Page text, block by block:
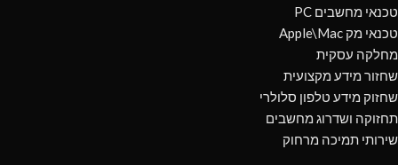
טכנאי מחשבים PC
טכנאי מק Apple\Mac
מחלקה עסקית
שחזור מידע מקצועית
שחזוק מידע טלפון סלולרי
תחזוקה ושדרוג מחשבים
שירותי תמיכה מרחוק